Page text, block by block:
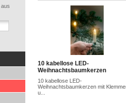
aus
10 kabellose LED-
Weihnachtsbaumkerzen
10 kabellose LED-
Weihnachtsbaumkerzen mit
u...